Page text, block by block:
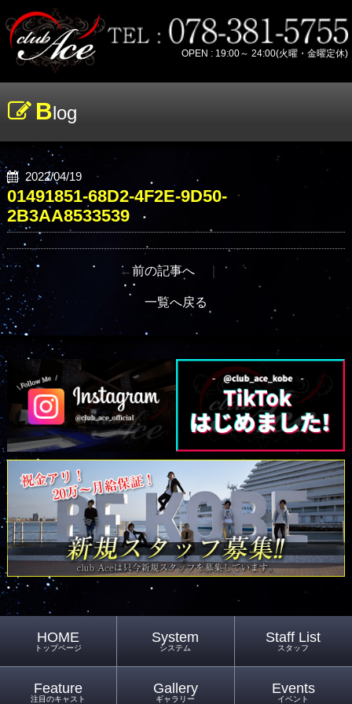
OPEN : 19:00～ 24:00(火曜・金曜定休)
Blog
2022/04/19
01491851-68D2-4F2E-9D50-
2B3AA8533539
←前の記事へ ｜
一覧へ戻る
HOME
トップページ
System
システム
Staff List
スタッフ
Feature
注目のキャスト
Gallery
ギャラリー
Events
イベント